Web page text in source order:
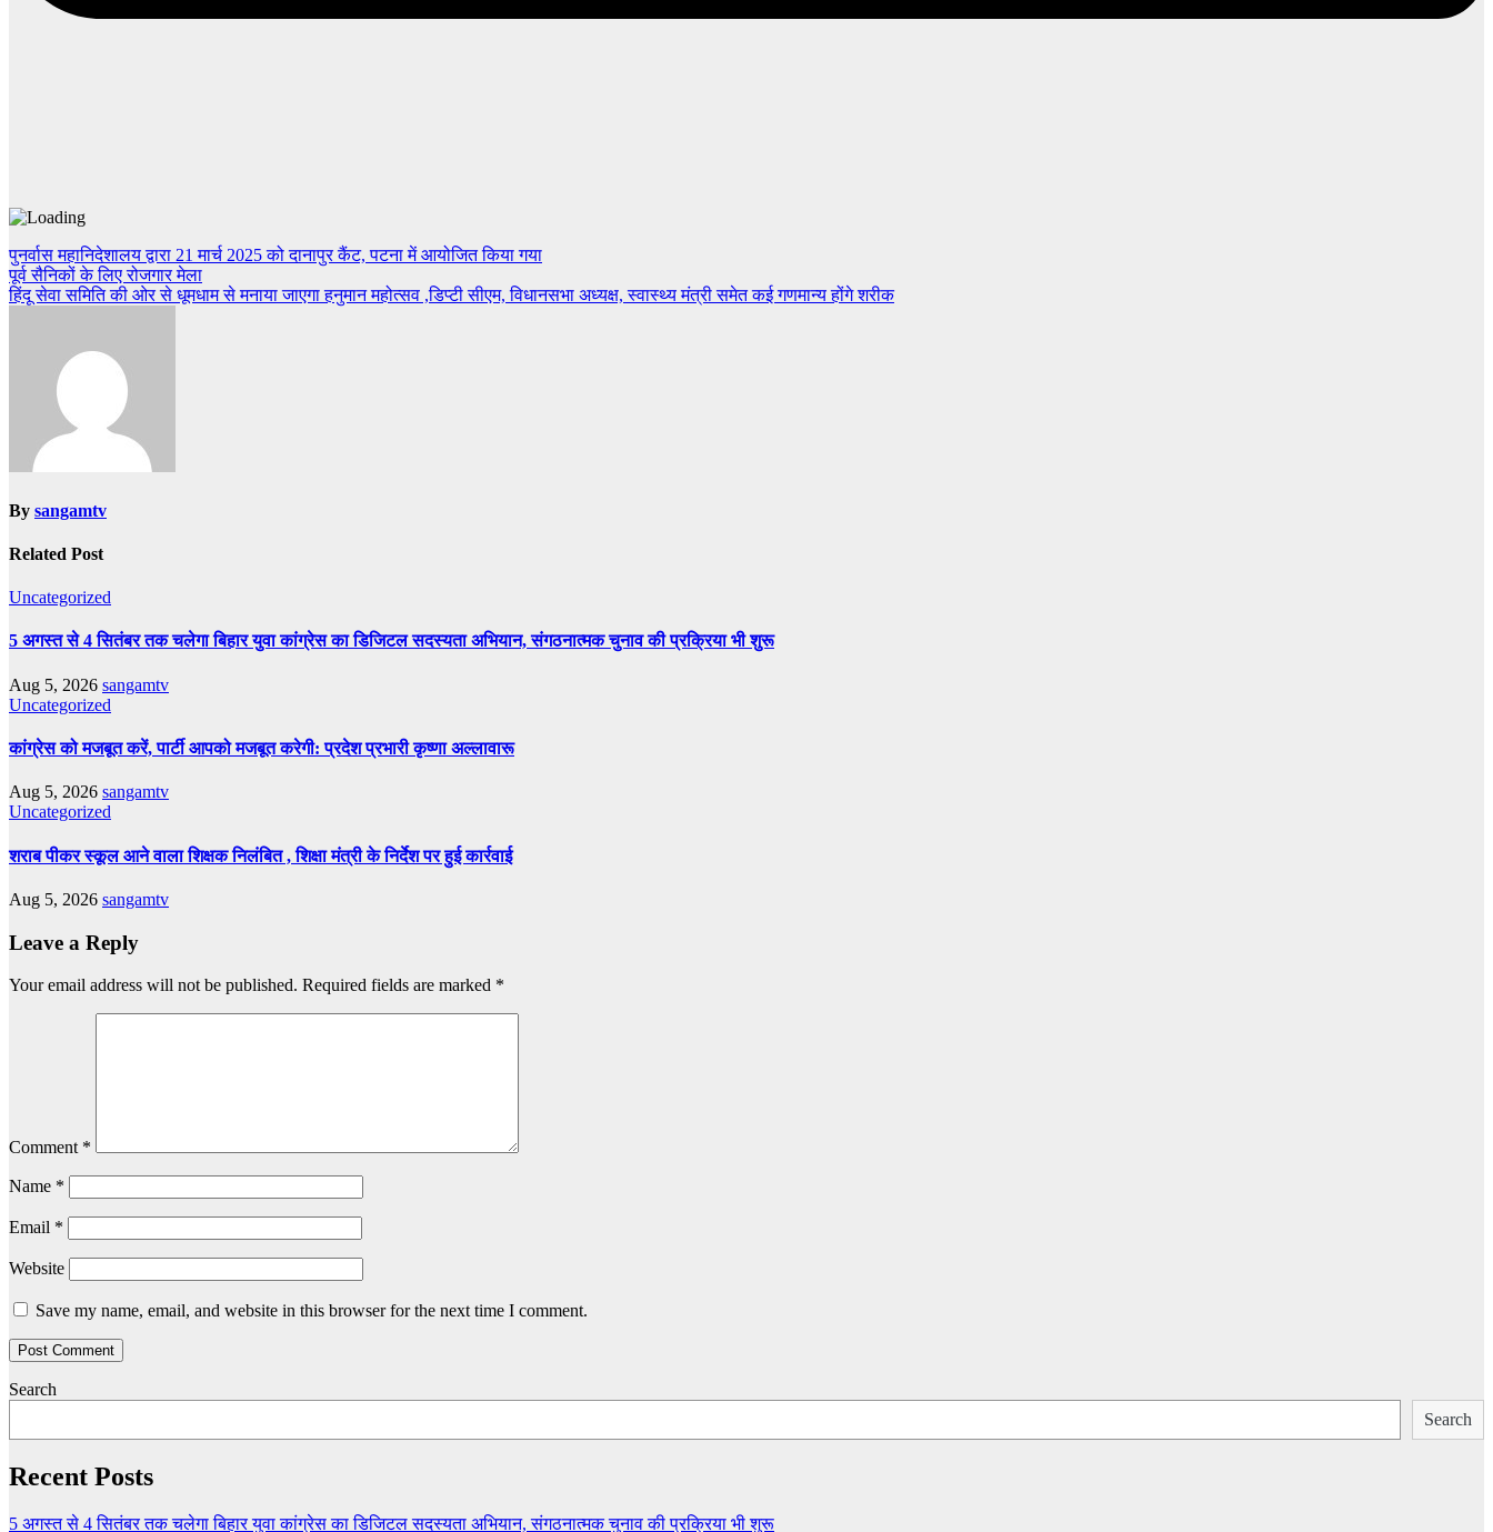
Post
navigation
पुनर्वास महानिदेशालय द्वारा 21 मार्च 2025 को दानापुर कैंट, पटना में आयोजित किया गया
पूर्व सैनिकों के लिए रोजगार मेला
हिंदू सेवा समिति की ओर से धूमधाम से मनाया जाएगा हनुमान महोत्सव ,डिप्टी सीएम, विधानसभा अध्यक्ष, स्वास्थ्य मंत्री समेत कई गणमान्य होंगे शरीक
By sangamtv
Related Post
Uncategorized
5 अगस्त से 4 सितंबर तक चलेगा बिहार युवा कांग्रेस का डिजिटल सदस्यता अभियान, संगठनात्मक चुनाव की प्रक्रिया भी शुरू
Aug 5, 2026 sangamtv
Uncategorized
कांग्रेस को मजबूत करें, पार्टी आपको मजबूत करेगी: प्रदेश प्रभारी कृष्णा अल्लावारू
Aug 5, 2026 sangamtv
Uncategorized
शराब पीकर स्कूल आने वाला शिक्षक निलंबित , शिक्षा मंत्री के निर्देश पर हुई कार्रवाई
Aug 5, 2026 sangamtv
Leave a Reply
Your email address will not be published. Required fields are marked *
Comment *
Name *
Email *
Website
Save my name, email, and website in this browser for the next time I comment.
Search
Search
Recent Posts
5 अगस्त से 4 सितंबर तक चलेगा बिहार युवा कांग्रेस का डिजिटल सदस्यता अभियान, संगठनात्मक चुनाव की प्रक्रिया भी शुरू